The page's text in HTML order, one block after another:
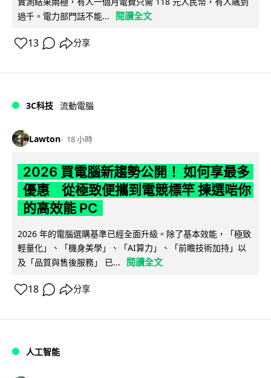
過千。電力部門話不能...
閱讀全文
13 分享
3C科技 流動電腦
Lawton 18 小時
2026 買電腦新趨勢公開！ 如何享最多
優惠 從極致便攜到電競標竿 揀選啱你
的高效能 PC
2026 年的電腦選購基準已經全面升級。除了基本效能，「極致
輕量化」、「機身美學」、「AI算力」、「前瞻技術加持」以
及「品質與售後服務」 已...
閱讀全文
18 分享
人工智能